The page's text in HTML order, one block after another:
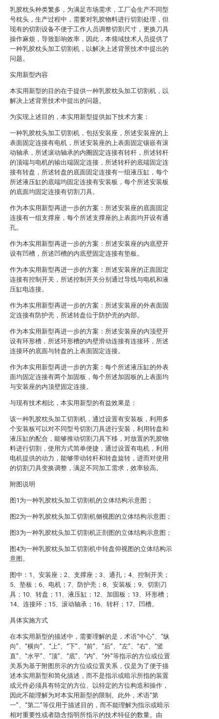
乳胶枕头种类繁多，为满足市场需求，工厂会生产不同型
号枕头，生产过程中，需要对乳胶物料进行切割处理，但
现有的切割设备不便于工作人员调整切割尺寸，更换刀具
操作麻烦，导致影响效率，因此，本领域技术人员提供了
一种乳胶枕头加工切割机，以解决上述背景技术中提出的
问题。
实用新型内容
本实用新型的目的在于提供一种乳胶枕头加工切割机，以
解决上述背景技术中提出的问题。
为实现上述目的，本实用新型提供如下技术方案：
一种乳胶枕头加工切割机，包括安装座，所述安装座的上
表面固定连接有电机，所述安装座的上表面固定镶嵌有滚
动轴承，所述滚动轴承的内圈固定连接有转杆，所述转杆
的顶端与电机的输出端固定连接，所述转杆的底端固定连
接有转盘，所述转盘的底面固定连接有一组液压缸，每个
所述液压缸的底端均固定连接有安装板，每个所述安装板
的底面均固定连接有切割刀具。
作为本实用新型再进一步的方案：所述安装座的底面固定
连接有一组支撑座，每个所述支撑座的上表面均开设有通
孔。
作为本实用新型再进一步的方案：所述安装座的内底壁开
设有凹槽，所述凹槽的内底壁固定连接有垫板。
作为本实用新型再进一步的方案：所述安装座的正面固定
连接有控制开关，所述控制开关分别通过导线与电机和液
压缸电连接。
作为本实用新型再进一步的方案：所述安装座的外表面固
定连接有防护壳，所述转盘位于防护壳的内部。
作为本实用新型再进一步的方案：所述安装座的内顶壁开
设有环形槽，所述环形槽的内壁滑动连接有连接环，所述
连接环的底面与转盘的上表面固定连接。
作为本实用新型再进一步的方案：每个所述液压缸的外表
面均固定连接有两个加固板，每个所述加固板的上表面均
与安装座的内顶壁固定连接。
与现有技术相比，本实用新型的有益效果是：
该一种乳胶枕头加工切割机，通过设置有安装板，利用多
个安装板可以对不同型号切割刀具进行安装，利用转盘和
液压缸的配合，能够推动切割刀具下移，对放置的乳胶物
料进行切割，使用方式简单便捷，通过设置有电机，利用
电机提供的动力，能够带动转杆和转盘旋转，进而对使用
的切割刀具变换调整，满足不同加工需求，效率较高。
附图说明
图1为一种乳胶枕头加工切割机的立体结构示意图；
图2为一种乳胶枕头加工切割机侧视图的立体结构示意图；
图3为一种乳胶枕头加工切割机正剖图的立体结构示意图；
图4为一种乳胶枕头加工切割机中转盘仰视图的立体结构示
意图。
图中：1、安装座；2、支撑座；3、通孔；4、控制开关；
5、垫板；6、电机；7、防护壳；8、安装板；9、切割刀
具；10、转盘；11、液压缸；12、加固板；13、环形槽；
14、连接环；15、滚动轴承；16、转杆；17、凹槽。
具体实施方式
在本实用新型的描述中，需要理解的是，术语“中心”、“纵
向”、“横向”、“上”、“下”、“前”、“后”、“左”、“右”、“竖
直”、“水平”、“顶”、“底”、“内”、“外”等指示的方位或位置
关系为基于附图所示的方位或位置关系，仅是为了便于描
述本实用新型和简化描述，而不是指示或暗示所指的装置
或元件必须具有特定的方位、以特定的方位构造和操作，
因此不能理解为对本实用新型的限制。此外，术语“第
一”、“第二”等仅用于描述目的，而不能理解为指示或暗示
相对重要性或者隐含指明所指示的技术特征的数量。由